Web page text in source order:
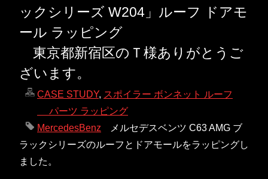
ックシリーズ W204」ルーフ ドアモ
ール ラッピング
東京都新宿区のＴ様ありがとうご
ざいます。
CASE STUDY, スポイラー ボンネット ルーフ
パーツ ラッピング
MercedesBenz
メルセデスベンツ C63 AMG ブ
ラックシリーズのルーフとドアモールをラッピングし
ました。